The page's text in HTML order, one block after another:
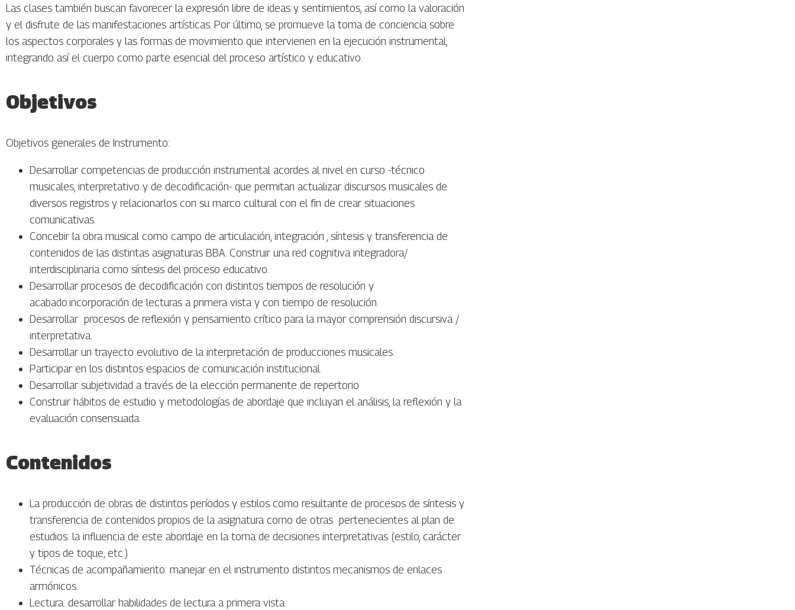
Las clases también buscan favorecer la expresión libre de ideas y sentimientos, así como la valoración
y el disfrute de las manifestaciones artísticas. Por último, se promueve la toma de conciencia sobre
los aspectos corporales y las formas de movimiento que intervienen en la ejecución instrumental,
integrando así el cuerpo como parte esencial del proceso artístico y educativo.
Objetivos
Objetivos generales de Instrumento:
Desarrollar competencias de producción instrumental acordes al nivel en curso -técnico
musicales, interpretativo y de decodificación- que permitan actualizar discursos musicales de
diversos registros y relacionarlos con su marco cultural con el fin de crear situaciones
comunicativas.
Concebir la obra musical como campo de articulación, integración , síntesis y transferencia de
contenidos de las distintas asignaturas BBA. Construir una red cognitiva integradora/
interdisciplinaria como síntesis del proceso educativo.
Desarrollar procesos de decodificación con distintos tiempos de resolución y
acabado:incorporación de lecturas a primera vista y con tiempo de resolución.
Desarrollar procesos de reflexión y pensamiento crítico para la mayor comprensión discursiva /
interpretativa.
Desarrollar un trayecto evolutivo de la interpretación de producciones musicales.
Participar en los distintos espacios de comunicación institucional.
Desarrollar subjetividad a través de la elección permanente de repertorio
Construir hábitos de estudio y metodologías de abordaje que incluyan el análisis, la reflexión y la
evaluación consensuada.
Contenidos
La producción de obras de distintos períodos y estilos como resultante de procesos de síntesis y
transferencia de contenidos propios de la asignatura como de otras pertenecientes al plan de
estudios: la influencia de este abordaje en la toma de decisiones interpretativas (estilo, carácter
y tipos de toque, etc.)
Técnicas de acompañamiento: manejar en el instrumento distintos mecanismos de enlaces
armónicos.
Lectura: desarrollar habilidades de lectura a primera vista